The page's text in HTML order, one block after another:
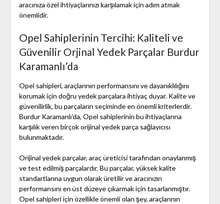
aracınıza özel ihtiyaçlarınızı karşılamak için adım atmak
önemlidir.
Opel Sahiplerinin Tercihi: Kaliteli ve
Güvenilir Orjinal Yedek Parçalar Burdur
Karamanlı’da
Opel sahipleri, araçlarının performansını ve dayanıklılığını
korumak için doğru yedek parçalara ihtiyaç duyar. Kalite ve
güvenilirlik, bu parçaların seçiminde en önemli kriterlerdir.
Burdur Karamanlı'da, Opel sahiplerinin bu ihtiyaçlarına
karşılık veren birçok orijinal yedek parça sağlayıcısı
bulunmaktadır.
Orijinal yedek parçalar, araç üreticisi tarafından onaylanmış
ve test edilmiş parçalardır. Bu parçalar, yüksek kalite
standartlarına uygun olarak üretilir ve aracınızın
performansını en üst düzeye çıkarmak için tasarlanmıştır.
Opel sahipleri için özellikle önemli olan şey, araçlarının